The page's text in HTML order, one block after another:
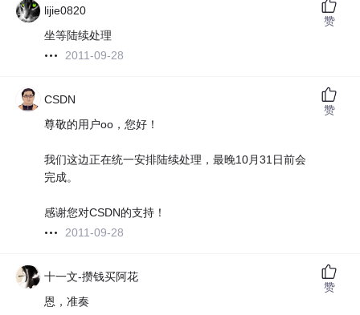
lijie0820
坐等陆续处理
2011-09-28
赞
CSDN
尊敬的用户oo，您好！
我们这边正在统一安排陆续处理，最晚10月31日前会
完成。
感谢您对CSDN的支持！
2011-09-28
赞
十一文-攒钱买阿花
恩，准奏
赞